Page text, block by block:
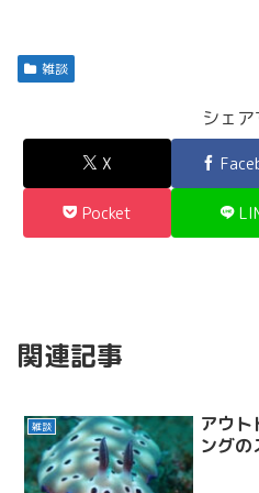
雑談
シェ
X
Pocket
関連記事
雑談
アウ
ングの